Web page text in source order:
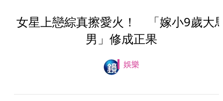
女星上戀綜真擦愛火！ 「嫁小9歲大
男」修成正果
娛樂